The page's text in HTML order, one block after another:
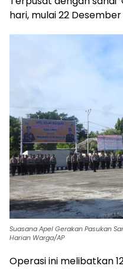
hari, mulai 22
Suasana Apel Gerakan Pasukan
Harian Warga/AP
Operasi ini melibatkan